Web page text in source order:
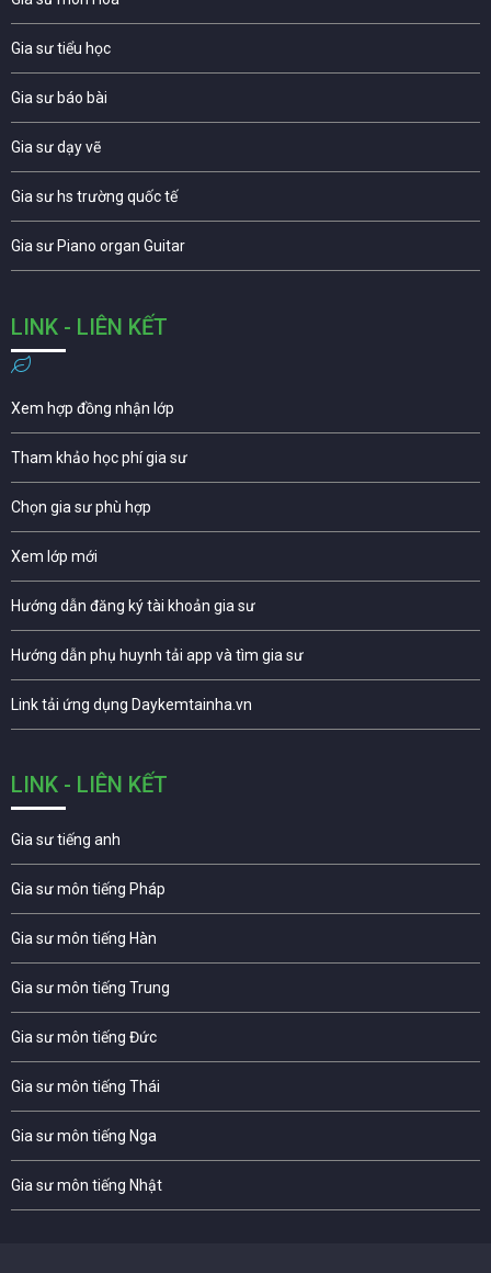
Gia sư tiểu học
Gia sư báo bài
Gia sư dạy vẽ
Gia sư hs trường quốc tế
Gia sư Piano organ Guitar
LINK - LIÊN KẾT
Xem hợp đồng nhận lớp
Tham khảo học phí gia sư
Chọn gia sư phù hợp
Xem lớp mới
Hướng dẫn đăng ký tài khoản gia sư
Hướng dẫn phụ huynh tải app và tìm gia sư
Link tải ứng dụng Daykemtainha.vn
LINK - LIÊN KẾT
Gia sư tiếng anh
Gia sư môn tiếng Pháp
Gia sư môn tiếng Hàn
Gia sư môn tiếng Trung
Gia sư môn tiếng Đức
Gia sư môn tiếng Thái
Gia sư môn tiếng Nga
Gia sư môn tiếng Nhật